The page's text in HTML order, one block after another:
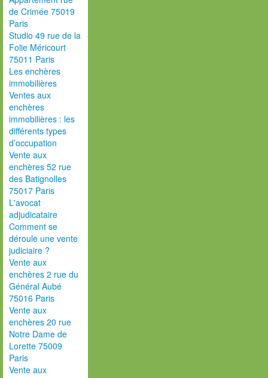
de Crimée 75019
Paris
Studio 49 rue de la
Folie Méricourt
75011 Paris
Les enchères
immobilières
Ventes aux
enchères
immobilières : les
différents types
d’occupation
Vente aux
enchères 52 rue
des Batignolles
75017 Paris
L'avocat
adjudicataire
Comment se
déroule une vente
judiciaire ?
Vente aux
enchères 2 rue du
Général Aubé
75016 Paris
Vente aux
enchères 20 rue
Notre Dame de
Lorette 75009
Paris
Vente aux